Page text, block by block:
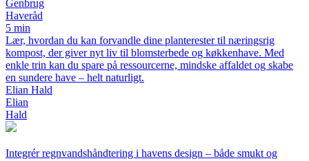
Genbrug
Haveråd
5 min
Lær, hvordan du kan forvandle dine planterester til næringsrig
kompost, der giver nyt liv til blomsterbede og køkkenhave. Med
enkle trin kan du spare på ressourcerne, mindske affaldet og skabe
en sundere have – helt naturligt.
Elian Hald
Elian
Hald
Integrér regnvandshåndtering i havens design – både smukt og